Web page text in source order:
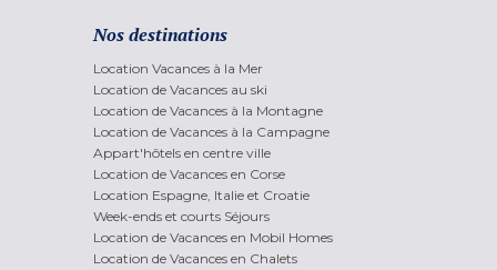
Nos destinations
Location Vacances à la Mer
Location de Vacances au ski
Location de Vacances à la Montagne
Location de Vacances à la Campagne
Appart'hôtels en centre ville
Location de Vacances en Corse
Location Espagne, Italie et Croatie
Week-ends et courts Séjours
Location de Vacances en Mobil Homes
Location de Vacances en Chalets